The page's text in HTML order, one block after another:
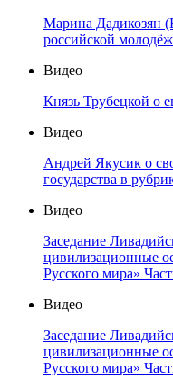
Марина Дадикозян
российской
Видео
Князь Трубецкой о
Видео
Андрей Якусик о
государства в
Видео
Заседание
цивилизационные
Русского мира»
Видео
Заседание
цивилизационные
Русского мира»